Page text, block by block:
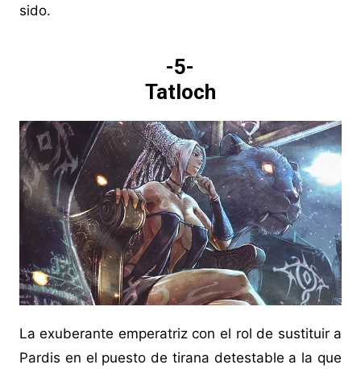
sido.
-5-
Tatloch
La exuberante emperatriz con el rol de sustituir a
Pardis en el puesto de tirana detestable a la que